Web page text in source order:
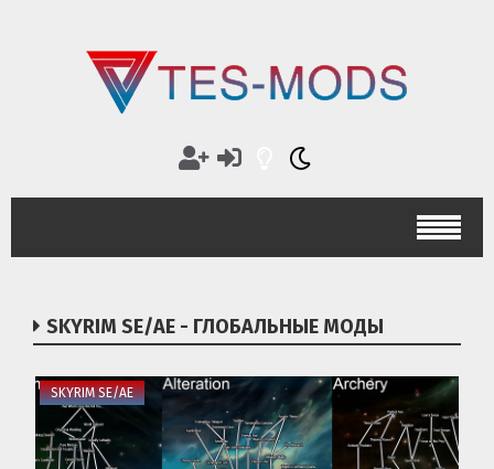
SKYRIM SE/AE - ГЛОБАЛЬНЫЕ МОДЫ
SKYRIM SE/AE